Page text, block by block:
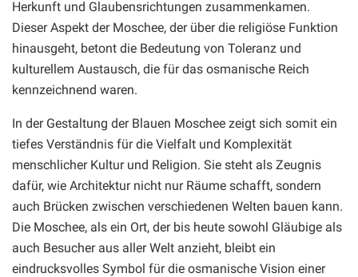
Herkunft und Glaubensrichtungen zusammenkamen.
Dieser Aspekt der Moschee, der über die religiöse Funktion
hinausgeht, betont die Bedeutung von Toleranz und
kulturellem Austausch, die für das osmanische Reich
kennzeichnend waren.
In der Gestaltung der Blauen Moschee zeigt sich somit ein
tiefes Verständnis für die Vielfalt und Komplexität
menschlicher Kultur und Religion. Sie steht als Zeugnis
dafür, wie Architektur nicht nur Räume schafft, sondern
auch Brücken zwischen verschiedenen Welten bauen kann.
Die Moschee, als ein Ort, der bis heute sowohl Gläubige als
auch Besucher aus aller Welt anzieht, bleibt ein
eindrucksvolles Symbol für die osmanische Vision einer